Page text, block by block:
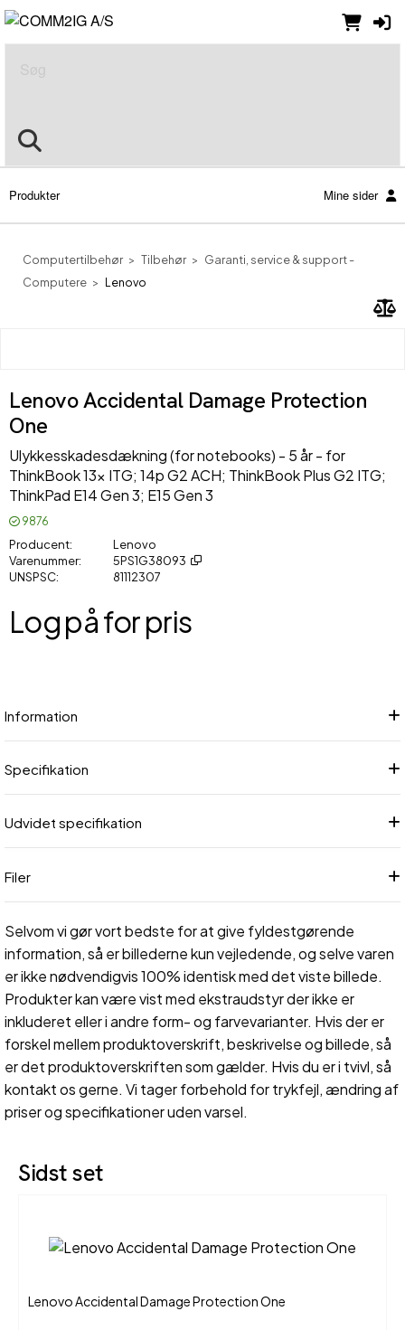
Produkter Mine sider
Computertilbehør Tilbehør
Garanti, service & support -
Computere
Lenovo
Lenovo Accidental Damage Protection
One
Ulykkesskadesdækning (for notebooks) - 5 år - for
ThinkBook 13x ITG; 14p G2 ACH; ThinkBook Plus G2 ITG;
ThinkPad E14 Gen 3; E15 Gen 3
9876
Producent
Lenovo
Varenummer
5PS1G38093
UNSPSC
81112307
Log på for pris
Information
Specifikation
Udvidet specifikation
Filer
Selvom vi gør vort bedste for at give fyldestgørende
information, så er billederne kun vejledende, og selve varen
er ikke nødvendigvis 100% identisk med det viste billede.
Produkter kan være vist med ekstraudstyr der ikke er
inkluderet eller i andre form- og farvevarianter. Hvis der er
forskel mellem produktoverskrift, beskrivelse og billede, så
er det produktoverskriften som gælder. Hvis du er i tvivl, så
kontakt os gerne. Vi tager forbehold for trykfejl, ændring af
priser og specifikationer uden varsel.
Sidst set
Lenovo Accidental Damage Protection One